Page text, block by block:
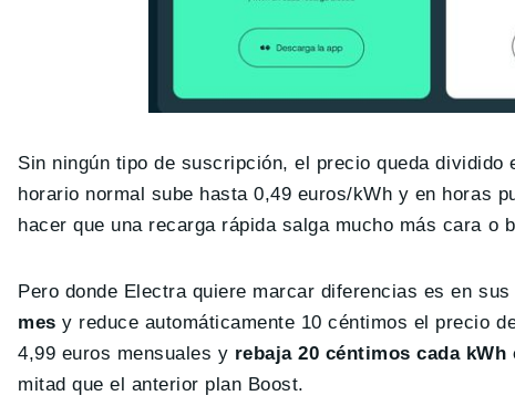
Sin ningún tipo de suscripción, el precio queda
horario normal sube hasta 0,49 euros/kWh y en horas
hacer que una recarga rápida salga mucho más cara o
Pero donde Electra quiere marcar diferencias es en
mes y reduce automáticamente 10 céntimos el precio
4,99 euros mensuales y rebaja 20 céntimos cada kWh
mitad que el anterior plan Boost.